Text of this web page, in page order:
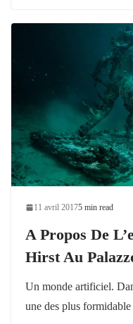
11 avril 20175 min read
A Propos De
Hirst Au
Un monde artificiel.
une des plus